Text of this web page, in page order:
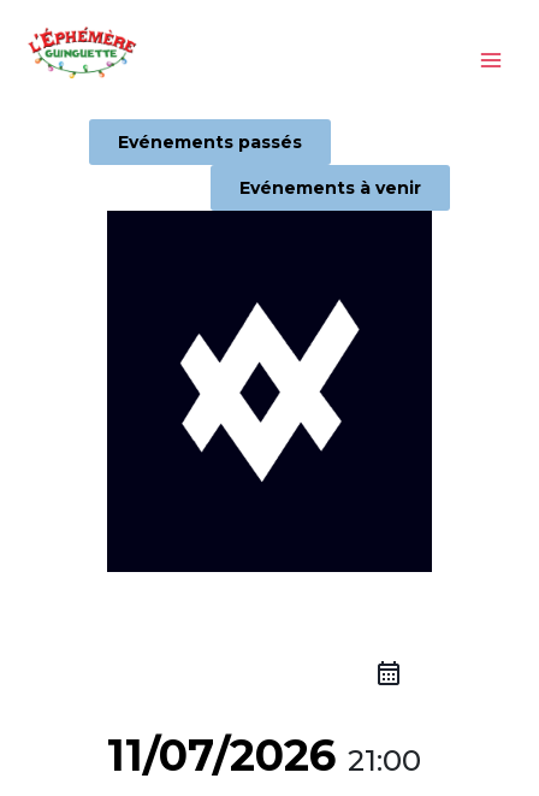
contenu
Evénements passés
Evénements à venir
11/07/2026 21:00